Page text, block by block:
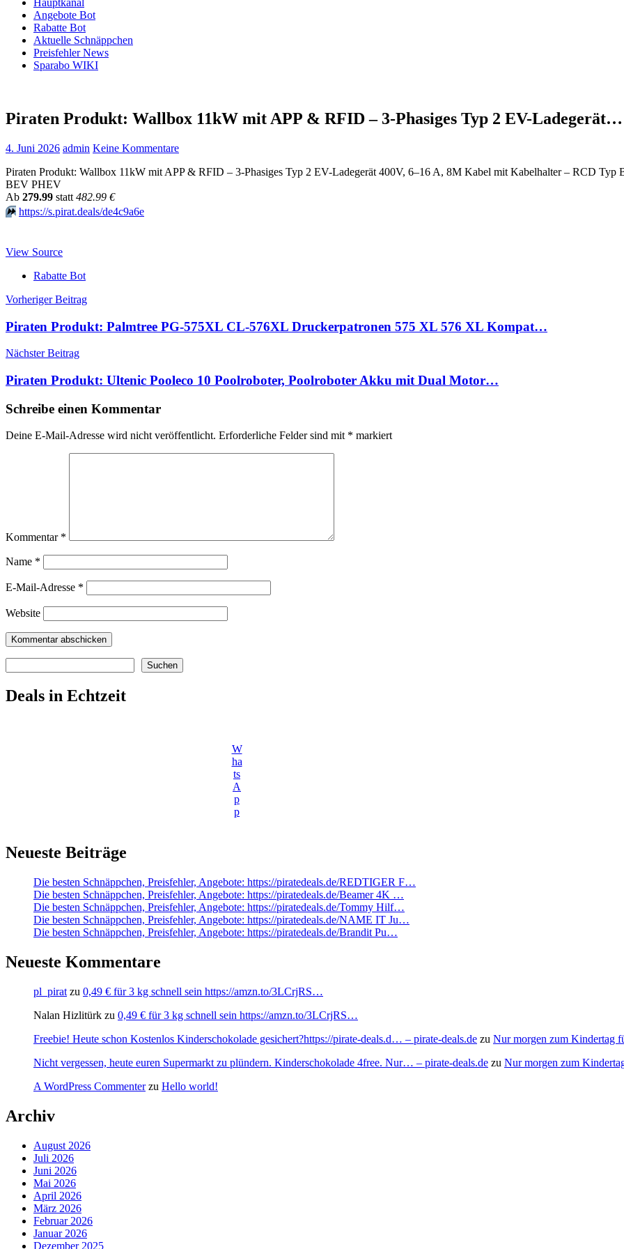
Hauptkanal
Angebote Bot
Rabatte Bot
Aktuelle Schnäppchen
Preisfehler News
Sparabo WIKI
Piraten Produkt: Wallbox 11kW mit APP & RFID – 3-Phasiges Typ 2 EV-Ladegerät…
4. Juni 2026 admin Keine Kommentare
Piraten Produkt: Wallbox 11kW mit APP & RFID – 3-Phasiges Typ 2 EV-Ladegerät 400V, 6–16 A, 8M Kabel mit Kabelhalter – RCD Typ
BEV PHEV
Аb 279.99 statt 482.99 €
⏩️ https://s.pirat.deals/de4c9a6e
View Source
Rabatte Bot
Beitragsnavigation
Vorheriger Beitrag
Piraten Produkt: Palmtree PG-575XL CL-576XL Druckerpatronen 575 XL 576 XL Kompat…
Nächster Beitrag
Piraten Produkt: Ultenic Pooleco 10 Poolroboter, Poolroboter Akku mit Dual Motor…
Schreibe einen Kommentar
Deine E-Mail-Adresse wird nicht veröffentlicht. Erforderliche Felder sind mit * markiert
Kommentar *
Name *
E-Mail-Adresse *
Website
Suchen
Deals in Echtzeit
W
ha
ts
A
p
p
Neueste Beiträge
Die besten Schnäppchen, Preisfehler, Angebote: https://piratedeals.de/REDTIGER F…
Die besten Schnäppchen, Preisfehler, Angebote: https://piratedeals.de/Beamer 4K …
Die besten Schnäppchen, Preisfehler, Angebote: https://piratedeals.de/Tommy Hilf…
Die besten Schnäppchen, Preisfehler, Angebote: https://piratedeals.de/NAME IT Ju…
Die besten Schnäppchen, Preisfehler, Angebote: https://piratedeals.de/Brandit Pu…
Neueste Kommentare
pl_pirat zu 0,49 € für 3 kg schnell sein https://amzn.to/3LCrjRS…
Nalan Hizlitürk zu 0,49 € für 3 kg schnell sein https://amzn.to/3LCrjRS…
Freebie! Heute schon Kostenlos Kinderschokolade gesichert?https://pirate-deals.d… – pirate-deals.de zu Nur morgen zum Kindertag
Nicht vergessen, heute euren Supermarkt zu plündern. Kinderschokolade 4free. Nur… – pirate-deals.de zu Nur morgen zum
A WordPress Commenterzu Hello world!
Archiv
August 2026
Juli 2026
Juni 2026
Mai 2026
April 2026
März 2026
Februar 2026
Januar 2026
Dezember 2025